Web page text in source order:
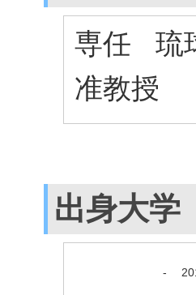
専任 琉
准教授
出身大学
-